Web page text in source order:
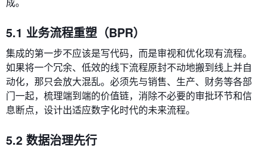
5.1 业务流程重塑（BPR）
集成的第一步不应该是写代码，而是审视和优化现有流程。
如果将一个冗余、低效的线下流程原封不动地搬到线上并自
动化，那只会放大混乱。必须先与销售、生产、财务等各部
门一起，梳理端到端的价值链，消除不必要的审批环节和信
息断点，设计出适应数字化时代的未来流程。
5.2 数据治理先行